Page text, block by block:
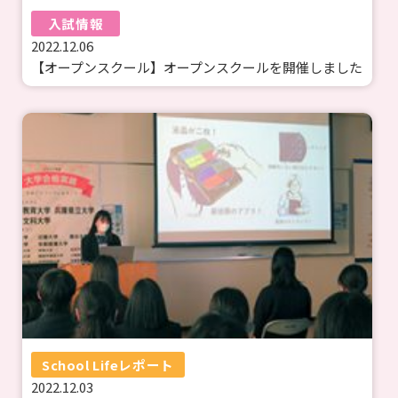
入試情報
2022.12.06
【オープンスクール】オープンスクールを開催しました
School Lifeレポート
2022.12.03